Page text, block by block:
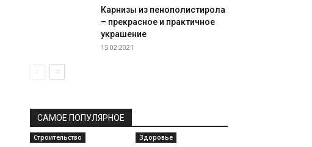
Карнизы из пенополистирола
– прекрасное и практичное
украшение
15.02.2021
САМОЕ ПОПУЛЯРНОЕ
Строительство Здоровье